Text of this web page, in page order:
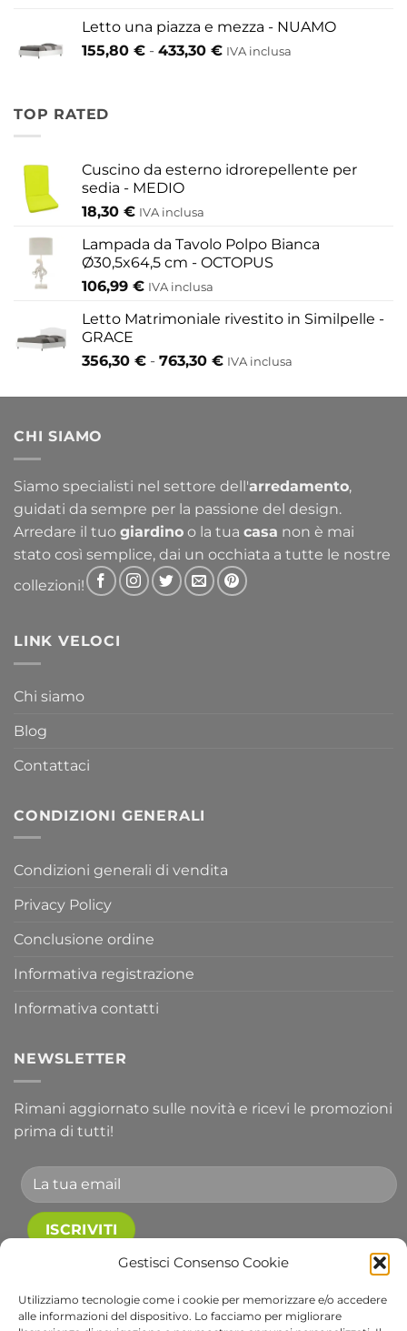
Gestisci Consenso Cookie
Utilizziamo tecnologie come i cookie per memorizzare e/o accedere
alle informazioni del dispositivo. Lo facciamo per migliorare
609,60 €
da
417,30 €
Letto una piazza e mezza - NUAMO
155,80 € - 433,30 €Fascia
433,30 €
IVA inclusa
TOP RATED
Cuscino da esterno idrorepellente per
sedia - MEDIO
18,30 € IVA inclusa
Lampada da Tavolo Polpo Bianca
Ø30,5x64,5 cm - OCTOPUS
106,99 € IVA inclusa
Letto Matrimoniale rivestito in Similpelle -
GRACE
356,30 € - 763,30 €Fascia
prezzo:
IVA inclusa
CHI SIAMO
Siamo specialisti nel settore dell'arredamento,
guidati da sempre per la passione del design.
Arredare il tuo giardino o la tua casa non è mai
stato così semplice, dai un occhiata a tutte le nostre
collezioni!
LINK VELOCI
Chi siamo
Blog
Contattaci
CONDIZIONI GENERALI
Condizioni generali di vendita
Privacy Policy
Conclusione ordine
Informativa registrazione
Informativa contatti
NEWSLETTER
Rimani aggiornato sulle novità e ricevi le promozioni
prima di tutti!
Accetto le condizioni generali e di ricevere le
Alternative: